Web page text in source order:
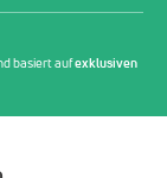
basiert aufexklusiven